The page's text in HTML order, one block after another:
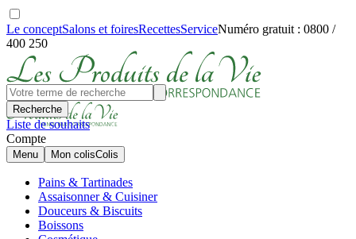
Le conceptSalons et foiresRecettesServiceNuméro gratuit : 0800 /
400 250
Recherche
Liste de souhaits
Compte
Menu Mon colisColis
Pains & Tartinades
Assaisonner & Cuisiner
Douceurs & Biscuits
Boissons